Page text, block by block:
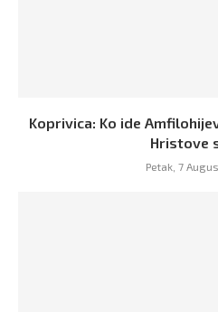
Koprivica: Ko ide
Hristove
Petak, 7